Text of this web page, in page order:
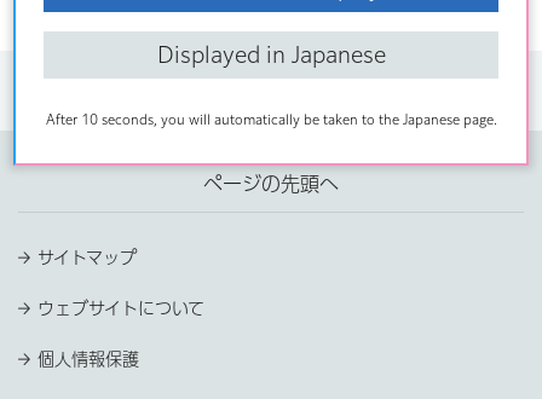
Displayed in Japanese
After 10 seconds, you will automatically be taken to the Japanese page.
トップページ>広報・報道・広聴>声のあらかわ区報>2023年> 12
ページの先頭へ
サイトマップ
ウェブサイトについて
個人情報保護